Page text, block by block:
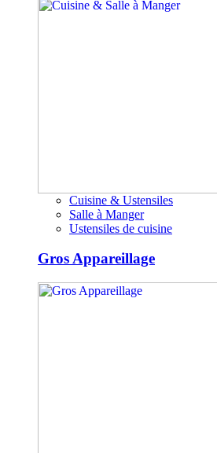
Cuisine & Ustensiles
Salle à Manger
Ustensiles de cuisine
Gros Appareillage